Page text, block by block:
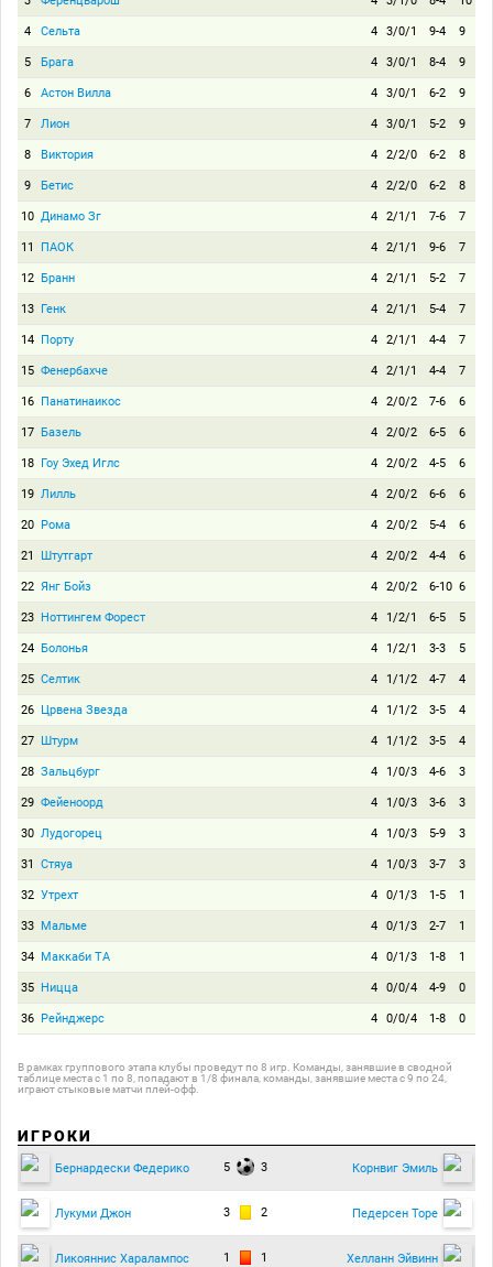
4 Сельта 4 3/0/1 9-4 9
5 Брага 4 3/0/1 8-4 9
6 Астон Вилла 4 3/0/1 6-2 9
7 Лион 4 3/0/1 5-2 9
8 Виктория 4 2/2/0 6-2 8
9 Бетис 4 2/2/0 6-2 8
10 Динамо Зг 4 2/1/1 7-6 7
11 ПАОК 4 2/1/1 9-6 7
12 Бранн 4 2/1/1 5-2 7
13 Генк 4 2/1/1 5-4 7
14 Порту 4 2/1/1 4-4 7
15 Фенербахче 4 2/1/1 4-4 7
16 Панатинаикос 4 2/0/2 7-6 6
17 Базель 4 2/0/2 6-5 6
18 Гоу Эхед Иглс 4 2/0/2 4-5 6
19 Лилль 4 2/0/2 6-6 6
20 Рома 4 2/0/2 5-4 6
21 Штутгарт 4 2/0/2 4-4 6
22 Янг Бойз 4 2/0/2 6-10 6
23 Ноттингем Форест 4 1/2/1 6-5 5
24 Болонья 4 1/2/1 3-3 5
25 Селтик 4 1/1/2 4-7 4
26 Црвена Звезда 4 1/1/2 3-5 4
27 Штурм 4 1/1/2 3-5 4
28 Зальцбург 4 1/0/3 4-6 3
29 Фейеноорд 4 1/0/3 3-6 3
30 Лудогорец 4 1/0/3 5-9 3
31 Стяуа 4 1/0/3 3-7 3
32 Утрехт 4 0/1/3 1-5 1
33 Мальме 4 0/1/3 2-7 1
34 Маккаби ТА 4 0/1/3 1-8 1
35 Ницца 4 0/0/4 4-9 0
36 Рейнджерс 4 0/0/4 1-8 0
В рамках группового этапа клубы проведут по 8 игр. Команды, занявшие в сводной
таблице места с 1 по 8, попадают в 1/8 финала, команды, занявшие места с 9 по 24,
играют стыковые матчи плей-офф.
ИГРОКИ
Бернардески Федерико 5 3 Корнвиг Эмиль
Лукуми Джон 3 2 Педерсен Торе
Ликояннис Харалампос 1 1 Хелланн Эйвинн